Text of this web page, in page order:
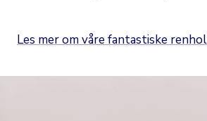
Les mer om våre fantastiske